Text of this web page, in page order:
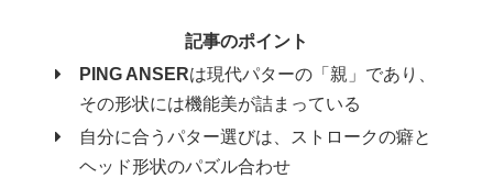
記事のポイント
PING ANSERは現代パターの「親」であり、
その形状には機能美が詰まっている
自分に合うパター選びは、ストロークの癖と
ヘッド形状のパズル合わせ